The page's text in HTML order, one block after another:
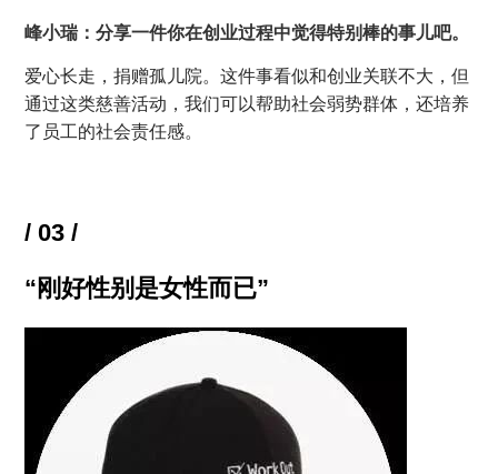
峰小瑞：分享一件你在创业过程中觉得特别棒的事儿吧。
爱心长走，捐赠孤儿院。这件事看似和创业关联不大，但
通过这类慈善活动，我们可以帮助社会弱势群体，还培养
了员工的社会责任感。
/ 03 /
“刚好性别是女性而已”